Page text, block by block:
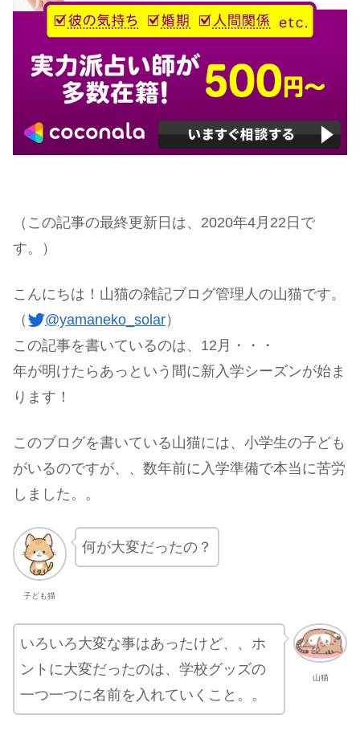
（この記事の最終更新日は、2020年4月22日で
す。）
こんにちは！山猫の雑記ブログ管理人の山猫です。
（
@yamaneko_solar）
この記事を書いているのは、12月・・・
年が明けたらあっという間に新入学シーズンが始ま
ります！
このブログを書いている山猫には、小学生の子ども
がいるのですが、、数年前に入学準備で本当に苦労
しました。。
子ども猫
何が大変だったの？
山猫
いろいろ大変な事はあったけど、、ホ
ントに大変だったのは、学校グッズの
一つ一つに名前を入れていくこと。。